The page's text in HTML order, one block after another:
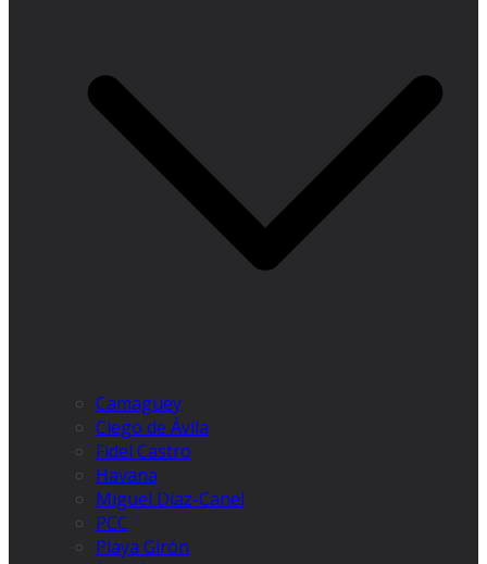
Camagüey
Ciego de Ávila
Fidel Castro
Havana
Miguel Díaz-Canel
PCC
Playa Girón